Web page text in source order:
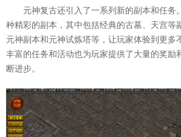
元神复古还引入了一系列新的副本和任务
种精彩的副本，其中包括经典的古墓、天宫等
元神副本和元神试炼塔等，让玩家体验到更多
丰富的任务和活动也为玩家提供了大量的奖励
断进步。